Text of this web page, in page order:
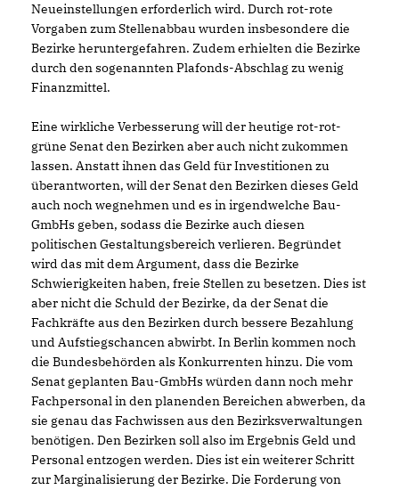
Neueinstellungen erforderlich wird. Durch rot-rote
Vorgaben zum Stellenabbau wurden insbesondere die
Bezirke heruntergefahren. Zudem erhielten die Bezirke
durch den sogenannten Plafonds-Abschlag zu wenig
Finanzmittel.
Eine wirkliche Verbesserung will der heutige rot-rot-
grüne Senat den Bezirken aber auch nicht zukommen
lassen. Anstatt ihnen das Geld für Investitionen zu
überantworten, will der Senat den Bezirken dieses Geld
auch noch wegnehmen und es in irgendwelche Bau-
GmbHs geben, sodass die Bezirke auch diesen
politischen Gestaltungsbereich verlieren. Begründet
wird das mit dem Argument, dass die Bezirke
Schwierigkeiten haben, freie Stellen zu besetzen. Dies ist
aber nicht die Schuld der Bezirke, da der Senat die
Fachkräfte aus den Bezirken durch bessere Bezahlung
und Aufstiegschancen abwirbt. In Berlin kommen noch
die Bundesbehörden als Konkurrenten hinzu. Die vom
Senat geplanten Bau-GmbHs würden dann noch mehr
Fachpersonal in den planenden Bereichen abwerben, da
sie genau das Fachwissen aus den Bezirksverwaltungen
benötigen. Den Bezirken soll also im Ergebnis Geld und
Personal entzogen werden. Dies ist ein weiterer Schritt
zur Marginalisierung der Bezirke. Die Forderung von